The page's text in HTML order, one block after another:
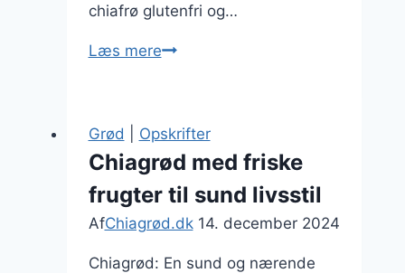
chiafrø glutenfri og…
Læs mereChiagrød
kokosflager
Grød Opskrifter
Chiagrød med friske
frugter til sund livsstil
AfChiagrød.dk 14. december 2024
Chiagrød: En sund og nærende